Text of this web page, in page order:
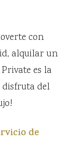
con
alquilar un
es la
disfruta del
de